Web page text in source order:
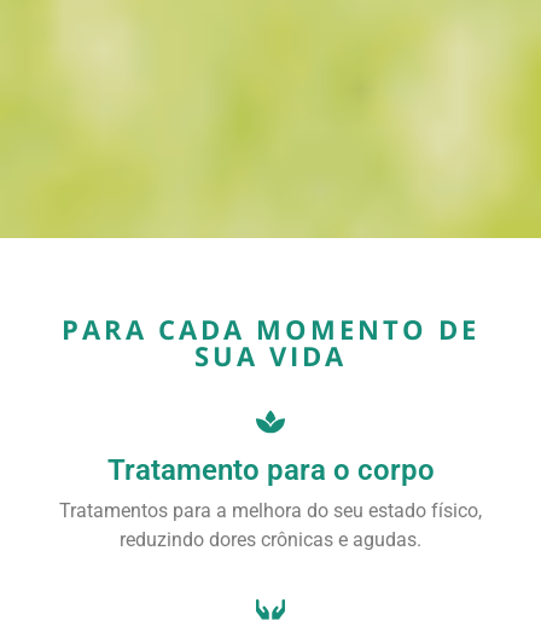
PARA CADA MOMENTO DE
SUA VIDA
Tratamento para o corpo
Tratamentos para a melhora do seu estado físico,
reduzindo dores crônicas e agudas.